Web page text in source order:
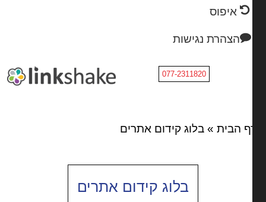
איפוס
הצהרת נגישות
077-2311820
הבית»בלוג קידום אתרים
בלוג קידום אתרים